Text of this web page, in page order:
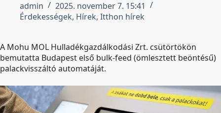
admin
2025. november 7. 15:41
Érdekességek, Hírek, Itthon hírek
A Mohu MOL Hulladékgazdálkodási Zrt. csütörtökön
bemutatta Budapest első bulk-feed (ömlesztett beöntésű)
palackvisszá­ltó automatáját.